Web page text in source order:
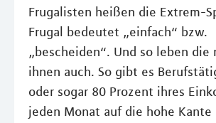
Frugalisten heißen die Extrem-
Frugal bedeutet „einfach“ bzw.
„bescheiden“. Und so leben die
ihnen auch. So gibt es
oder sogar 80 Prozent ihres
jeden Monat auf die hohe Kante